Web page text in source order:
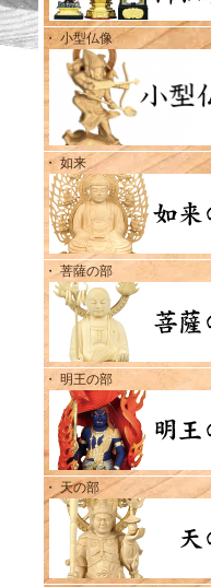
・ 小型仏像
・ 如来
・ 菩薩の部
・ 明王の部
・ 天の部